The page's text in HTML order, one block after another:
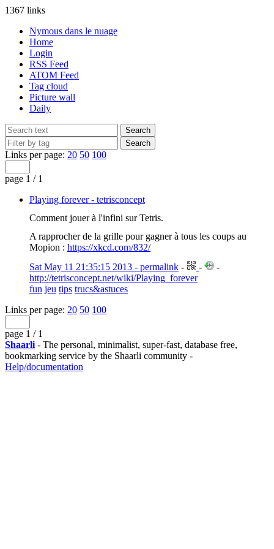
1367 links
Nymous dans le nuage
Home
Login
RSS Feed
ATOM Feed
Tag cloud
Picture wall
Daily
Links per page: 20 50 100
page 1 / 1
Playing forever - tetrisconcept
Comment jouer à l'infini sur Tetris.
A rapprocher de la grille pour gagner à tous les coups au
Mopion : https://xkcd.com/832/
Sat May 11 21:35:15 2013 - permalink - -
-
http://tetrisconcept.net/wiki/Playing_forever
fun jeu tips trucs&astuces
Links per page: 20 50 100
page 1 / 1
Shaarli - The personal, minimalist, super-fast, database free,
bookmarking service by the Shaarli community -
Help/documentation